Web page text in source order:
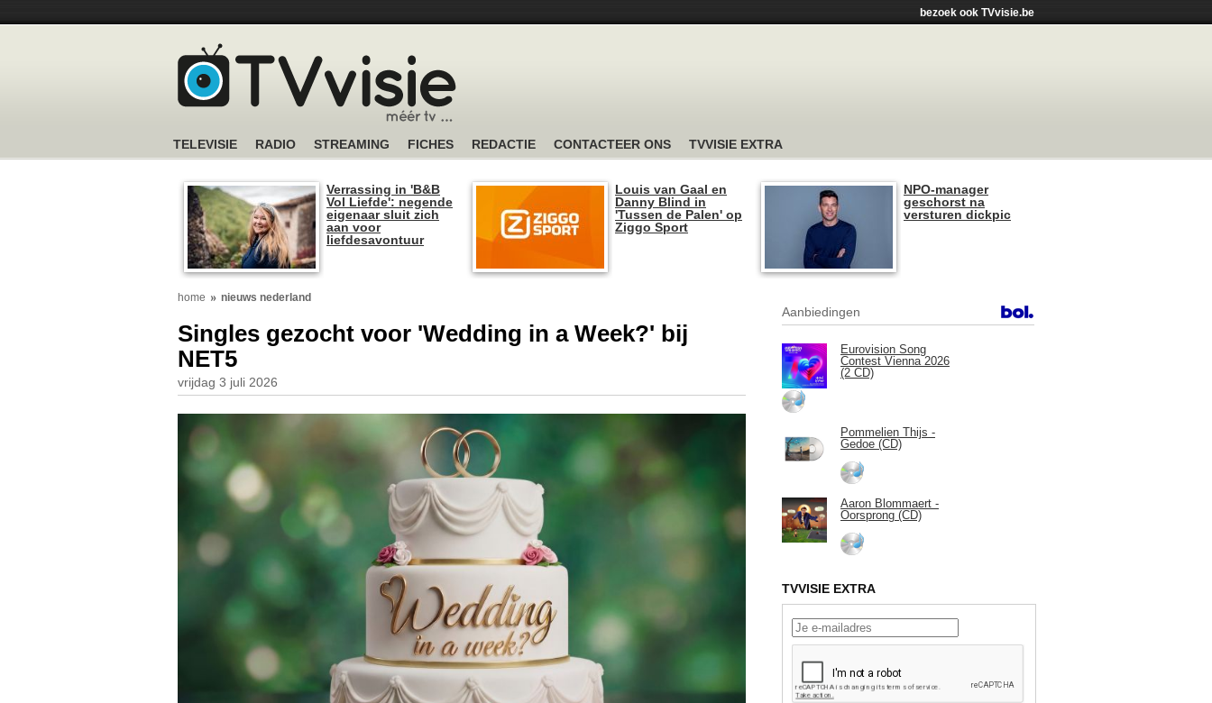
bezoek ook TVvisie.be
TELEVISIE RADIO STREAMING FICHES REDACTIE CONTACTEER ONS TVVISIE EXTRA
Verrassing in 'B&B
Vol Liefde': negende
eigenaar sluit zich
aan voor
liefdesavontuur
Louis van Gaal en
Danny Blind in
'Tussen de Palen' op
Ziggo Sport
NPO-manager
geschorst na
versturen dickpic
home nieuws nederland
Singles gezocht voor 'Wedding in a Week?' bij
NET5
vrijdag 3 juli 2026
Aanbiedingen
Eurovision Song
Contest Vienna 2026
(2 CD)
Pommelien Thijs -
Gedoe (CD)
Aaron Blommaert -
Oorsprong (CD)
TVVISIE EXTRA